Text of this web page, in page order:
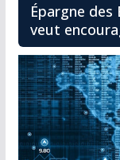
Épargne des
veut